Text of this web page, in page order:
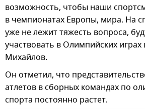
возможность, чтобы наши
в чемпионатах Европы, мира. На
уже не лежит тяжесть вопроса,
участвовать в Олимпийских играх
Михайлов.
Он отметил, что
атлетов в сборных командах по
спорта постоянно растет.